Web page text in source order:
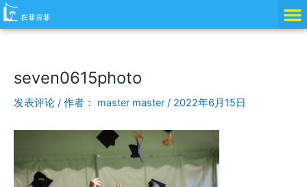
跳
至
seven0615photo
发表评论 / 作者： master master / 2022年6月15日
Post
navigation